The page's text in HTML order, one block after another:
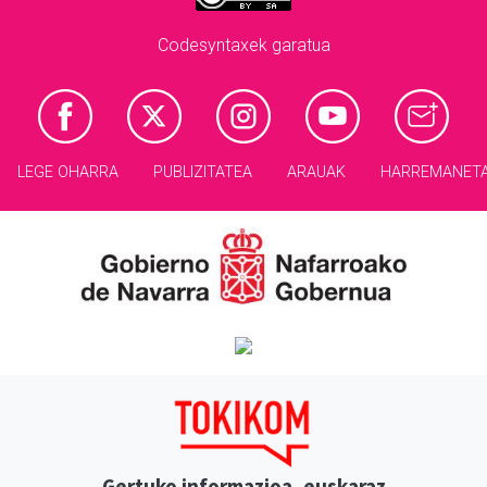
Codesyntaxek garatua
LEGE OHARRA PUBLIZITATEA ARAUAK